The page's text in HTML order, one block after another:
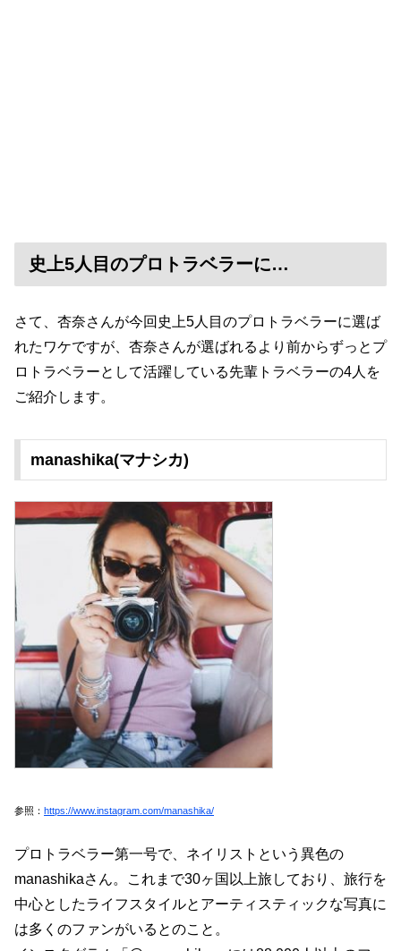
史上5人目のプロトラベラーに…
さて、杏奈さんが今回史上5人目のプロトラベラーに選ば
れたワケですが、杏奈さんが選ばれるより前からずっとプ
ロトラベラーとして活躍している先輩トラベラーの4人を
ご紹介します。
manashika(マナシカ)
参照： https://www.instagram.com/manashika/
プロトラベラー第一号で、ネイリストという異色の
manashikaさん。これまで30ヶ国以上旅しており、旅行を
中心としたライフスタイルとアーティスティックな写真に
は多くのファンがいるとのこと。